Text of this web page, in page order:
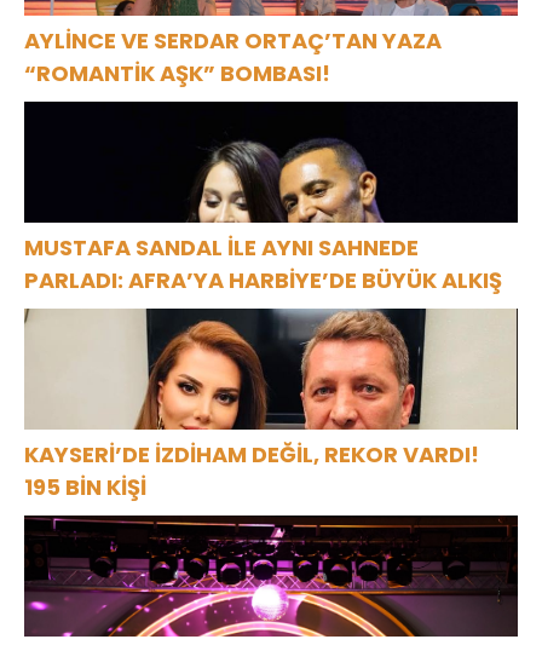
AYLİNCE VE SERDAR ORTAÇ’TAN YAZA
“ROMANTİK AŞK” BOMBASI!
MUSTAFA SANDAL İLE AYNI SAHNEDE
PARLADI: AFRA’YA HARBİYE’DE BÜYÜK ALKIŞ
KAYSERİ’DE İZDİHAM DEĞİL, REKOR VARDI!
195 BİN KİŞİ